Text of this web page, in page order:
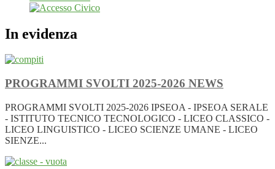
In evidenza
PROGRAMMI SVOLTI 2025-2026 NEWS
PROGRAMMI SVOLTI 2025-2026 IPSEOA - IPSEOA SERALE
- ISTITUTO TECNICO TECNOLOGICO - LICEO CLASSICO -
LICEO LINGUISTICO - LICEO SCIENZE UMANE - LICEO
SIENZE...